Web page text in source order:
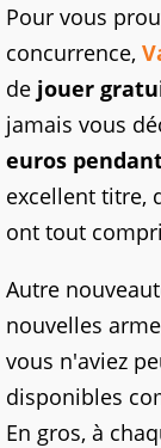
Pour vous
concurrence,
de jouer
jamais vous
euros
excellent titre,
ont tout
Autre
nouvelles
vous n'aviez
disponibles
En gros, à